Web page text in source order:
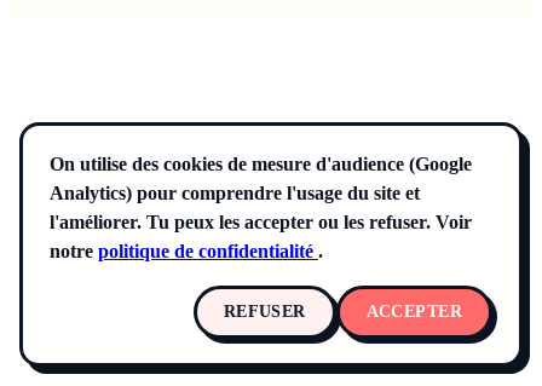
On utilise des cookies de mesure d'audience (Google
Analytics) pour comprendre l'usage du site et
l'améliorer. Tu peux les accepter ou les refuser. Voir
notre politique de confidentialité .
REFUSER ACCEPTER